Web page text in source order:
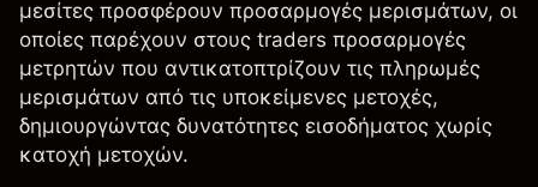
μεσίτες προσφέρουν προσαρμογές μερισμάτων, οι
οποίες παρέχουν στους traders προσαρμογές
μετρητών που αντικατοπτρίζουν τις πληρωμές
μερισμάτων από τις υποκείμενες μετοχές,
δημιουργώντας δυνατότητες εισοδήματος χωρίς
κατοχή μετοχών.